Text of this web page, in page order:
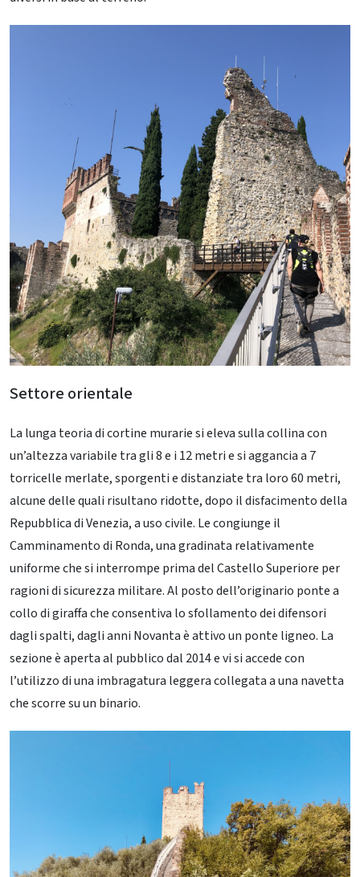
Settore orientale
La lunga teoria di cortine murarie si eleva sulla collina con
un’altezza variabile tra gli 8 e i 12 metri e si aggancia a 7
torricelle merlate, sporgenti e distanziate tra loro 60 metri,
alcune delle quali risultano ridotte, dopo il disfacimento della
Repubblica di Venezia, a uso civile. Le congiunge il
Camminamento di Ronda, una gradinata relativamente
uniforme che si interrompe prima del Castello Superiore per
ragioni di sicurezza militare. Al posto dell’originario ponte a
collo di giraffa che consentiva lo sfollamento dei difensori
dagli spalti, dagli anni Novanta è attivo un ponte ligneo. La
sezione è aperta al pubblico dal 2014 e vi si accede con
l’utilizzo di una imbragatura leggera collegata a una navetta
che scorre su un binario.